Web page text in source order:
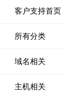
客户支持首页
所有分类
域名相关
主机相关